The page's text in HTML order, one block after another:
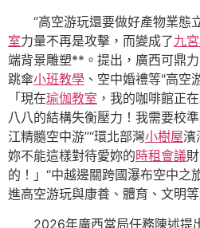
“高空游玩還要做好產物業態
室力量不再是攻擊，而變成了九
端背景雕塑**。提出，廣西可鼎
跳傘小班教學 、空中婚禮等"高空
「現在瑜伽教室 ，我的咖啡館正
八八的結構失衡壓力！我需要校
江精髓空中游”“環北部灣小樹屋濱
妳不能這樣對待愛妳的時租會議
的！」“中越邊關跨國瀑布空中之
進高空游玩與康養、體育、文明
2026年廣西當局任務陳述提